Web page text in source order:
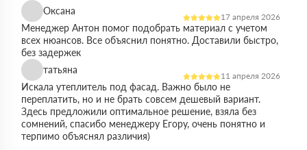
Оксана
17 апреля 2026
Менеджер Антон помог подобрать материал с учетом
всех нюансов. Все объяснил понятно. Доставили быстро,
без задержек
татьяна
11 апреля 2026
Искала утеплитель под фасад. Важно было не
переплатить, но и не брать совсем дешевый вариант.
Здесь предложили оптимальное решение, взяла без
сомнений, спасибо менеджеру Егору, очень понятно и
терпимо объяснял различия)